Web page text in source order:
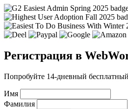
Регистрация в
Попробуйте 14-дневный
Имя
Фамилия